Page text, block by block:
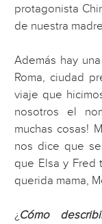
protagonista
de nuestra
Además hay
Roma, ciudad
viaje que
nosotros el
muchas cosas!
nos dice que
que Elsa y Fred
querida mama,
¿Cómo